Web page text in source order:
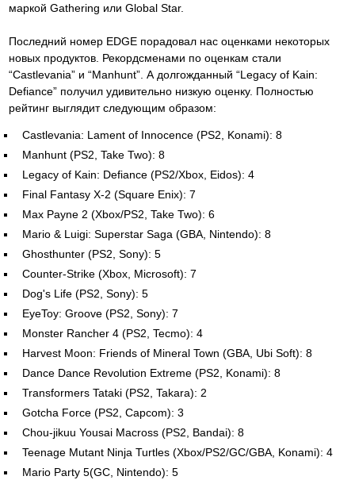
маркой Gathering или Global Star.
Последний номер EDGE порадовал нас оценками некоторых
новых продуктов. Рекордсменами по оценкам стали
“Castlevania” и “Manhunt”. А долгожданный “Legacy of Kain:
Defiance” получил удивительно низкую оценку. Полностью
рейтинг выглядит следующим образом:
Castlevania: Lament of Innocence (PS2, Konami): 8
Manhunt (PS2, Take Two): 8
Legacy of Kain: Defiance (PS2/Xbox, Eidos): 4
Final Fantasy X-2 (Square Enix): 7
Max Payne 2 (Xbox/PS2, Take Two): 6
Mario & Luigi: Superstar Saga (GBA, Nintendo): 8
Ghosthunter (PS2, Sony): 5
Counter-Strike (Xbox, Microsoft): 7
Dog's Life (PS2, Sony): 5
EyeToy: Groove (PS2, Sony): 7
Monster Rancher 4 (PS2, Tecmo): 4
Harvest Moon: Friends of Mineral Town (GBA, Ubi Soft): 8
Dance Dance Revolution Extreme (PS2, Konami): 8
Transformers Tataki (PS2, Takara): 2
Gotcha Force (PS2, Capcom): 3
Chou-jikuu Yousai Macross (PS2, Bandai): 8
Teenage Mutant Ninja Turtles (Xbox/PS2/GC/GBA, Konami): 4
Mario Party 5(GC, Nintendo): 5